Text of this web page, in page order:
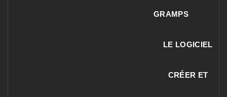
GRAMPS
LE LOGICIEL
CRÉER ET